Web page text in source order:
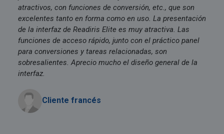
atractivos, con funciones de conversión, etc., que son
excelentes tanto en forma como en uso. La presentación
de la interfaz de Readiris Elite es muy atractiva. Las
funciones de acceso rápido, junto con el práctico panel
para conversiones y tareas relacionadas, son
sobresalientes. Aprecio mucho el diseño general de la
interfaz.
Cliente francés